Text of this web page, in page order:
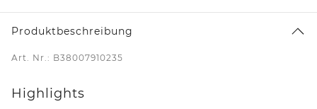
Produktbeschreibung
Art. Nr.: B38007910235
Highlights